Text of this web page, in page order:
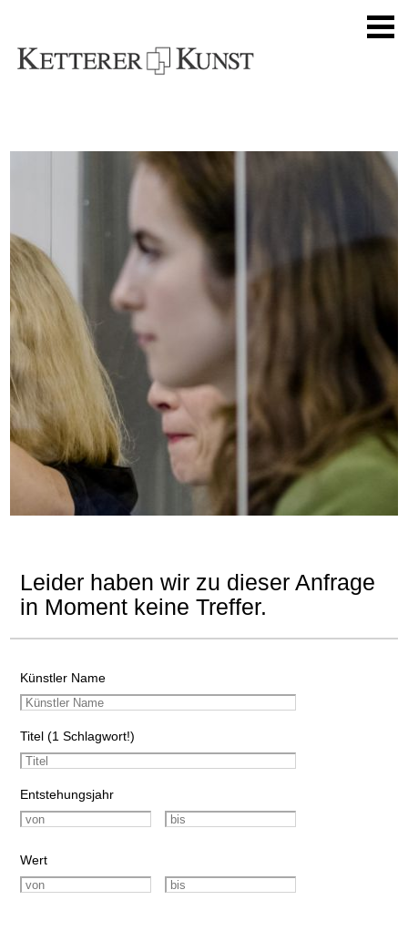
Leider haben wir zu dieser Anfrage
in Moment keine Treffer.
Künstler Name
Titel (1 Schlagwort!)
Entstehungsjahr
Wert